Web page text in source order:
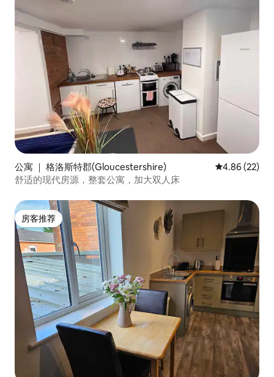
公寓 ｜ 格洛斯特郡(Gloucestershire) 平均评分
4.86 (22)
舒适的现代房源，整套公寓，加大双人床
房客推荐
房客推荐